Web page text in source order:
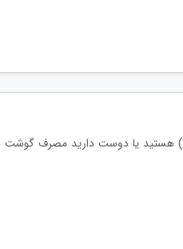
یا دوست دارید مصرف گوشت را